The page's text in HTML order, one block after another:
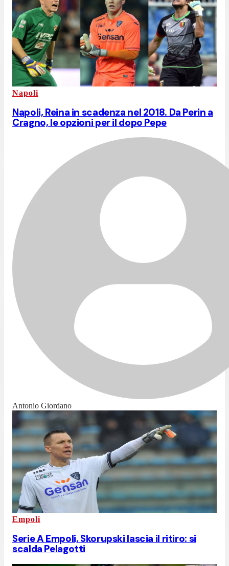
Napoli
Napoli, Reina in scadenza nel 2018. Da Perin a
Cragno, le opzioni per il dopo Pepe
Antonio Giordano
Empoli
Serie A Empoli, Skorupski lascia il ritiro: si
scalda Pelagotti